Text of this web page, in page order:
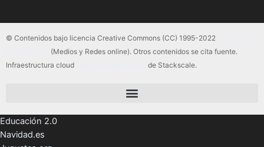
© Contenidos bajo licencia Creative Commons (CC) 1995-2022
(Medios y Redes online). Otros contenidos se cita fuente.
Infraestructura cloud
de Stackscale.
Educación 2.0
Navidad.es